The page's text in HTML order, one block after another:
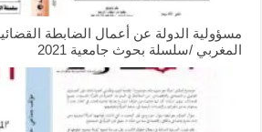
مسؤولية الدولة عن أعمال الضابطة
المغربي /سلسلة بحوث جامعية 2021